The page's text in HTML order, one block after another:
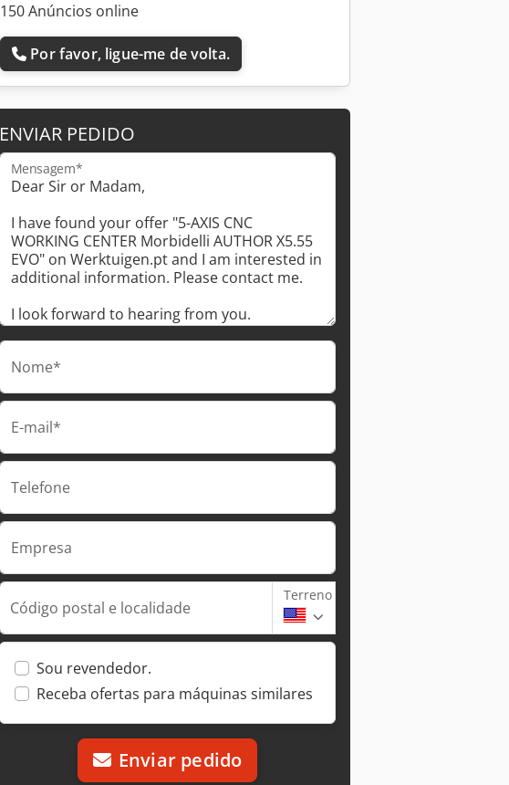
150 Anúncios online
Por favor, ligue-me de volta.
ENVIAR PEDIDO
Mensagem*
Nome*
E-mail*
Telefone
Empresa
Código postal e localidade
Terreno
Sou revendedor.
Receba ofertas para máquinas similares
Enviar pedido